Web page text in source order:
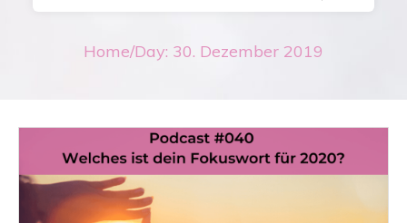
Home/Day: 30. Dezember 2019